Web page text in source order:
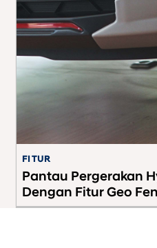
FITUR
Pantau Pergerakan
Dengan Fitur Geo